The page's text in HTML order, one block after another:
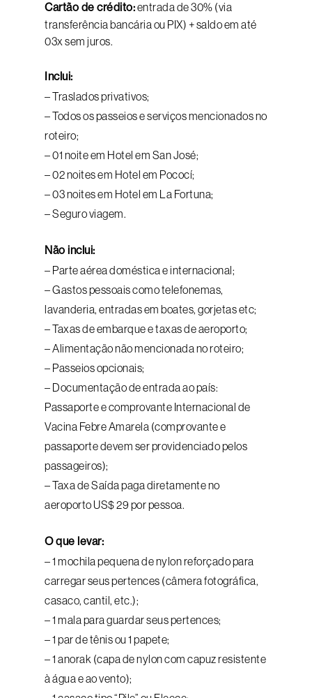
Cartão de crédito:entrada de 30% (via
transferência bancária ou PIX) + saldo em até
03x sem juros.
Inclui:
– Traslados privativos;
– Todos os passeios e serviços mencionados no
roteiro;
– 01 noite em Hotel em San José;
– 02 noites em Hotel em Pococí;
– 03 noites em Hotel em La Fortuna;
– Seguro viagem.
Não inclui:
– Parte aérea doméstica e internacional;
– Gastos pessoais como telefonemas,
lavanderia, entradas em boates, gorjetas etc;
– Taxas de embarque e taxas de aeroporto;
– Alimentação não mencionada no roteiro;
– Passeios opcionais;
– Documentação de entrada ao país:
Passaporte e comprovante Internacional de
Vacina Febre Amarela (comprovante e
passaporte devem ser providenciado pelos
passageiros);
– Taxa de Saída paga diretamente no
aeroporto US$ 29 por pessoa.
O que levar:
– 1 mochila pequena de nylon reforçado para
carregar seus pertences (câmera fotográfica,
casaco, cantil, etc.);
– 1 mala para guardar seus pertences;
– 1 par de tênis ou 1 papete;
– 1 anorak (capa de nylon com capuz resistente
à água e ao vento);